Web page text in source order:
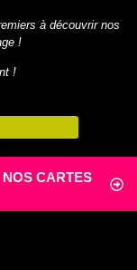
à découvrir nos
!
!
CARTES